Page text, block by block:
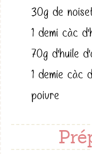
30g de
1 demi càc
70g d'huile
1 demie càc
poivre